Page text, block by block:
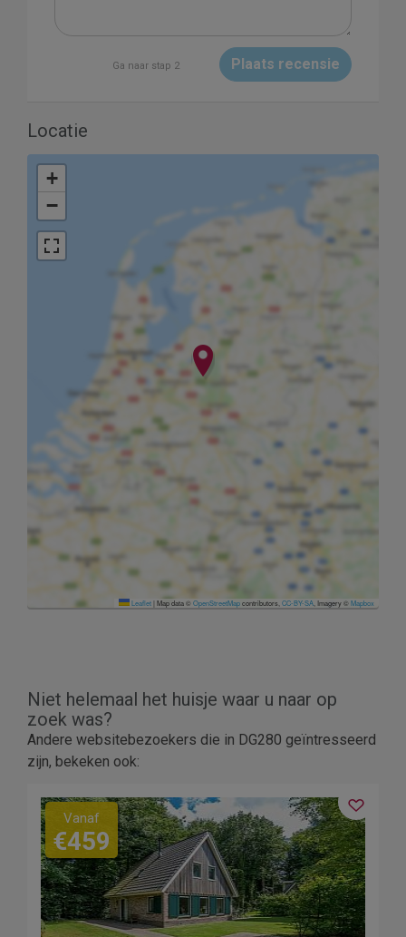
Ga naar stap 2 Plaats recensie
Locatie
+
−
Leaflet|Map data ©OpenStreetMapcontributors,CC-BY-SA, Imagery ©Mapbox
Niet helemaal het huisje waar u naar op
zoek was?
Andere websitebezoekers die in DG280 geïntresseerd
zijn, bekeken ook:
Vanaf
€459